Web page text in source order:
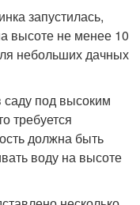
запустилась,
высоте не менее 10
небольших дачных
под высоким
требуется
должна быть
воду на высоте